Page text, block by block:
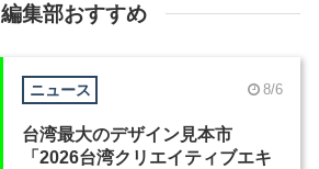
編集部おすすめ
ニュース 8/6
台湾最大のデザイン見本市
「2026台湾クリエイティブエキ